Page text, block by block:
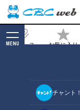
ニュース お気に入り
MENU
チャント！
5歳児はどう
ドキュメン